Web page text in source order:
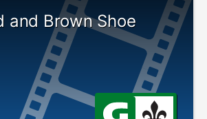
and Brown Shoe